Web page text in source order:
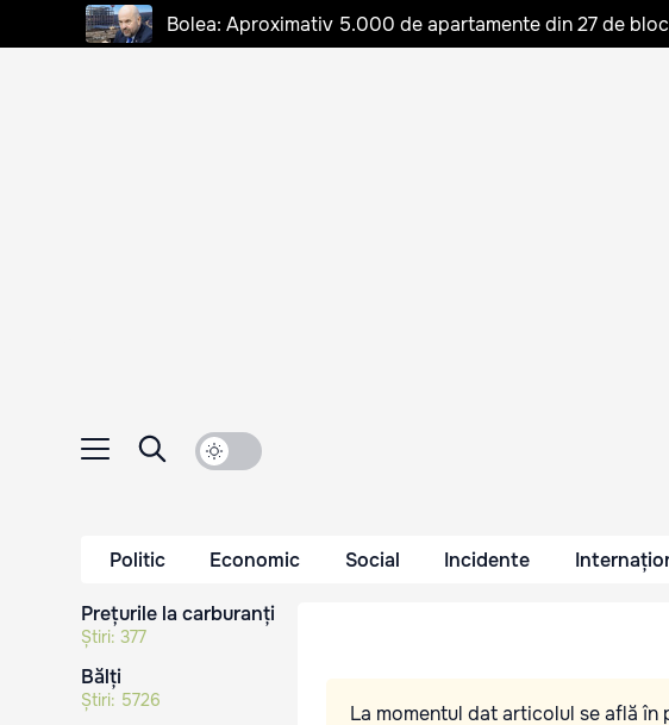
Bolea: Aproximativ 5.000 de apartamente din 27 de
Politic Economic Social Incidente
Prețurile la carburanți
Știri: 377
Bălți
Știri: 5726
La momentul dat articolul se află